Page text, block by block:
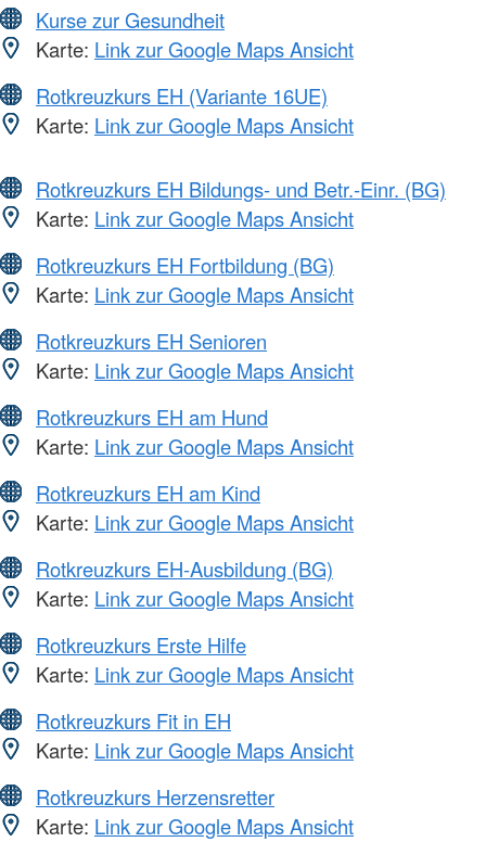
Kurse zur Gesundheit
Karte: Link zur Google Maps Ansicht
Rotkreuzkurs EH (Variante 16UE)
Karte: Link zur Google Maps Ansicht
Rotkreuzkurs EH Bildungs- und Betr.-Einr. (BG)
Karte: Link zur Google Maps Ansicht
Rotkreuzkurs EH Fortbildung (BG)
Karte: Link zur Google Maps Ansicht
Rotkreuzkurs EH Senioren
Karte: Link zur Google Maps Ansicht
Rotkreuzkurs EH am Hund
Karte: Link zur Google Maps Ansicht
Rotkreuzkurs EH am Kind
Karte: Link zur Google Maps Ansicht
Rotkreuzkurs EH-Ausbildung (BG)
Karte: Link zur Google Maps Ansicht
Rotkreuzkurs Erste Hilfe
Karte: Link zur Google Maps Ansicht
Rotkreuzkurs Fit in EH
Karte: Link zur Google Maps Ansicht
Rotkreuzkurs Herzensretter
Karte: Link zur Google Maps Ansicht